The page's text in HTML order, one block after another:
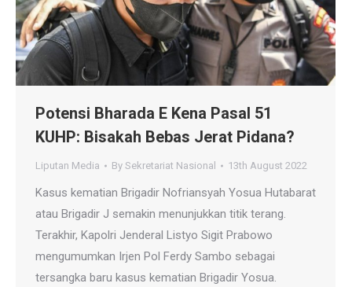
Potensi Bharada E Kena Pasal 51
KUHP: Bisakah Bebas Jerat Pidana?
Liputan Media By Sekretariat Nasional 13th August 2022
Kasus kematian Brigadir Nofriansyah Yosua Hutabarat
atau Brigadir J semakin menunjukkan titik terang.
Terakhir, Kapolri Jenderal Listyo Sigit Prabowo
mengumumkan Irjen Pol Ferdy Sambo sebagai
tersangka baru kasus kematian Brigadir Yosua.